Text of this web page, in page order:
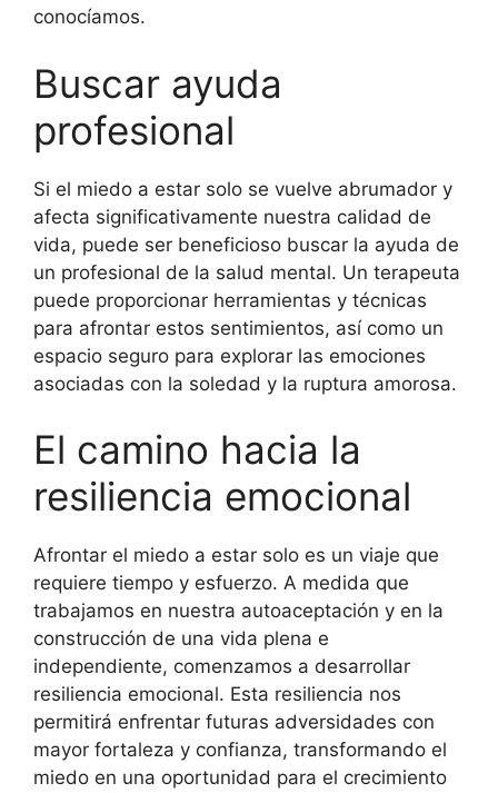
conocíamos.
Buscar ayuda
profesional
Si el miedo a estar solo se vuelve abrumador y
afecta significativamente nuestra calidad de
vida, puede ser beneficioso buscar la ayuda de
un profesional de la salud mental. Un terapeuta
puede proporcionar herramientas y técnicas
para afrontar estos sentimientos, así como un
espacio seguro para explorar las emociones
asociadas con la soledad y la ruptura amorosa.
El camino hacia la
resiliencia emocional
Afrontar el miedo a estar solo es un viaje que
requiere tiempo y esfuerzo. A medida que
trabajamos en nuestra autoaceptación y en la
construcción de una vida plena e
independiente, comenzamos a desarrollar
resiliencia emocional. Esta resiliencia nos
permitirá enfrentar futuras adversidades con
mayor fortaleza y confianza, transformando el
miedo en una oportunidad para el crecimiento